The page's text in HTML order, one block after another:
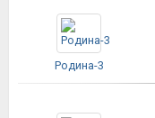
Родина-3